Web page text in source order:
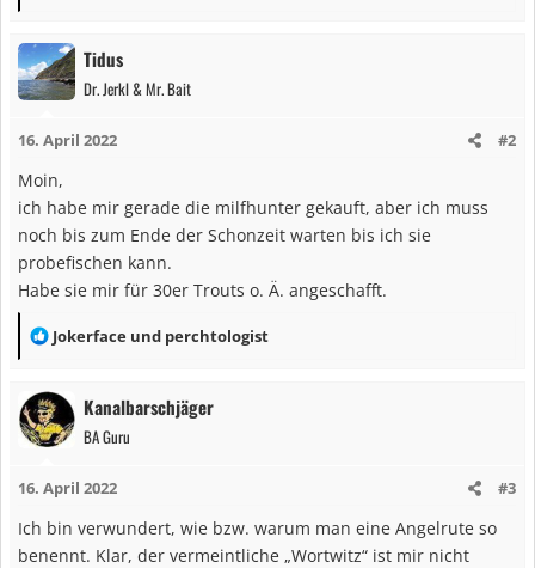
a
k
t
o
Tidus
Dr. Jerkl & Mr. Bait
16. April 2022 #2
Moin,
ich habe mir gerade die milfhunter gekauft, aber ich muss
noch bis zum Ende der Schonzeit warten bis ich sie
probefischen kann.
Habe sie mir für 30er Trouts o. Ä. angeschafft.
R
k
t
o
n
Jokerface und perchtologist
Kanalbarschjäger
BA Guru
16. April 2022 #3
Ich bin verwundert, wie bzw. warum man eine Angelrute so
benennt. Klar, der vermeintliche „Wortwitz“ ist mir nicht